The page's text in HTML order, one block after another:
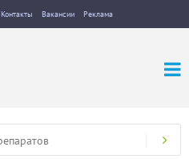
Контакты Вакансии Реклама